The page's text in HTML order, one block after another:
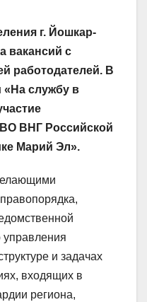
г. Йошкар-
вакансий с
работодателей. В
«На службу в
ВНГ Российской
Марий Эл».
управления
и задачах
входящих в
региона,